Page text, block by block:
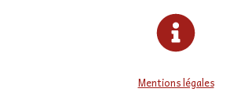
Mentions légales